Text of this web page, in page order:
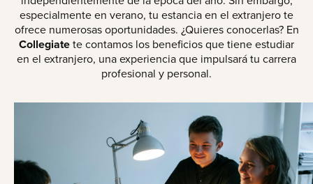
especialmente en verano, tu estancia en el extranjero te
ofrece numerosas oportunidades. ¿Quieres conocerlas? En
Collegiate te contamos los beneficios que tiene estudiar
en el extranjero, una experiencia que impulsará tu carrera
profesional y personal.